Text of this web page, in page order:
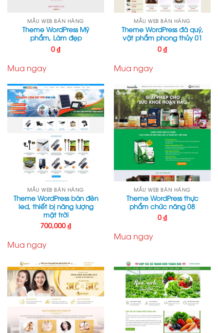
MẪU WEB BÁN HÀNG
Theme WordPress Mỹ
phẩm, Làm đẹp
0 ₫
Mua ngay
MẪU WEB BÁN HÀNG
Theme WordPress đá quý,
vật phẩm phong thủy 01
0 ₫
Mua ngay
MẪU WEB BÁN HÀNG
Theme WordPress bán đèn
led, thiết bị năng lượng
mặt trời
700,000 ₫
Mua ngay
MẪU WEB BÁN HÀNG
Theme WordPress thực
phẩm chức năng 08
0 ₫
Mua ngay